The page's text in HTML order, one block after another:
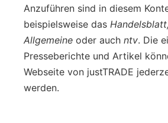
Anzuführen sind in diesem
beispielsweise das
Allgemeine oder auch ntv. Die
Presseberichte und Artikel
Webseite von justTRADE
werden.